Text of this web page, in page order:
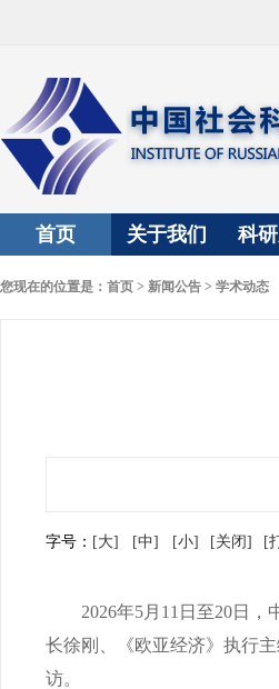
首页 关于我们 科
您现在的位置是： 首页 > 新闻公告 > 学术动态
字号： [大] [中] [小] [关闭] [
2026年5月11日至20日，
长徐刚、《欧亚经济》执行
访。